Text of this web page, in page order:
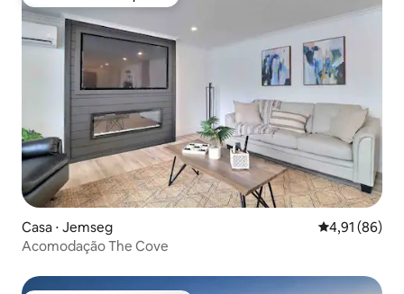
Casa ⋅ Jemseg 4,91 de uma
4,91 (86)
Acomodação The Cove